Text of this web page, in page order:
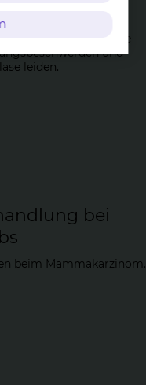
können sich alle
und
leiden.
bei
beim Mammakarzinom.